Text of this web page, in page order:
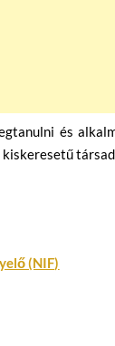
és
kiskeresetű
(NIF)